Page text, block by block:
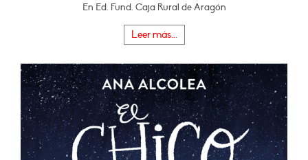
En Ed. Fund. Caja Rural de Aragón
Leer más...